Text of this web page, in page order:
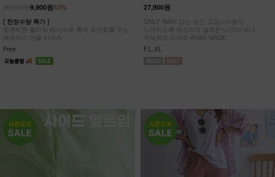
53%
9,900원
[ 한정수량 특가 ]
로맨틱한 플라워 레이스로 룩에 포인트를 주는
백레이스 반팔 티셔츠
Free
27,900원
ONLY NAK! 입는 순간 고급스러움이
느껴지도록 세심하게 설계한 나크의 국내
자체제작 스커트 #NAK MADE.
F,L,XL